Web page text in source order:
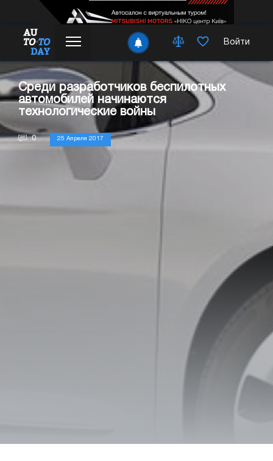
Войти
Среди разработчиков беспилотных
автомобилей начинаются
технологические войны
0 25 Апреля 2017